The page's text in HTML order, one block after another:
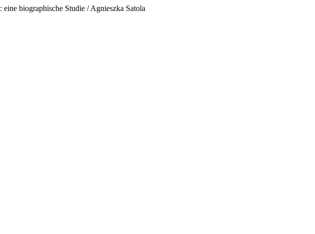
biographische Studie / Agnieszka Satola